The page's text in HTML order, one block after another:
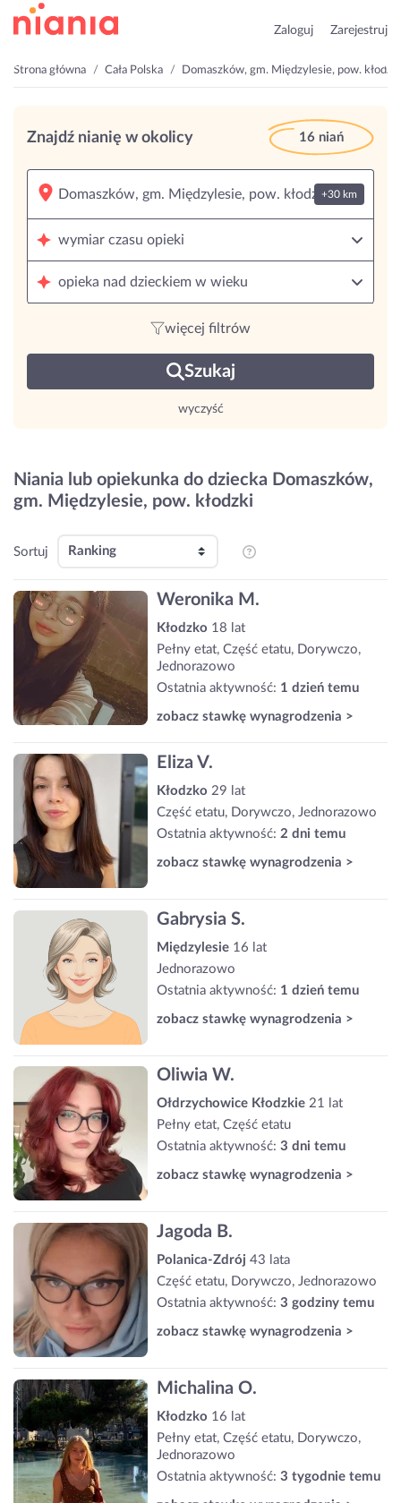
Zaloguj Zarejestruj
Strona główna Cała Polska Domaszków, gm. Międzylesie, pow. kłodzki
Znajdź nianię w okolicy 16 niań
+30 km
wymiar czasu opieki
opieka nad dzieckiem w wieku
więcej filtrów
Szukaj
wyczyść
Niania lub opiekunka do dziecka Domaszków,
gm. Międzylesie, pow. kłodzki
Sortuj
Weronika M.
Kłodzko 18 lat
Pełny etat, Część etatu, Dorywczo,
Jednorazowo
Ostatnia aktywność: 1 dzień temu
zobacz stawkę wynagrodzenia >
Eliza V.
Kłodzko 29 lat
Część etatu, Dorywczo, Jednorazowo
Ostatnia aktywność: 2 dni temu
zobacz stawkę wynagrodzenia >
Gabrysia S.
Międzylesie 16 lat
Jednorazowo
Ostatnia aktywność: 1 dzień temu
zobacz stawkę wynagrodzenia >
Oliwia W.
Ołdrzychowice Kłodzkie 21 lat
Pełny etat, Część etatu
Ostatnia aktywność: 3 dni temu
zobacz stawkę wynagrodzenia >
Jagoda B.
Polanica-Zdrój 43 lata
Część etatu, Dorywczo, Jednorazowo
Ostatnia aktywność: 3 godziny temu
zobacz stawkę wynagrodzenia >
Michalina O.
Kłodzko 16 lat
Pełny etat, Część etatu, Dorywczo,
Jednorazowo
Ostatnia aktywność: 3 tygodnie temu